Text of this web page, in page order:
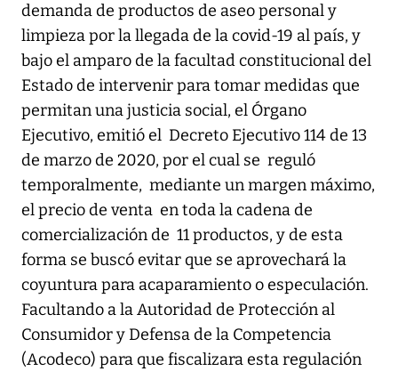
demanda de productos de aseo personal y
limpieza por la llegada de la covid-19 al país, y
bajo el amparo de la facultad constitucional del
Estado de intervenir para tomar medidas que
permitan una justicia social, el Órgano
Ejecutivo, emitió el Decreto Ejecutivo 114 de 13
de marzo de 2020, por el cual se reguló
temporalmente, mediante un margen máximo,
el precio de venta en toda la cadena de
comercialización de 11 productos, y de esta
forma se buscó evitar que se aprovechará la
coyuntura para acaparamiento o especulación.
Facultando a la Autoridad de Protección al
Consumidor y Defensa de la Competencia
(Acodeco) para que fiscalizara esta regulación